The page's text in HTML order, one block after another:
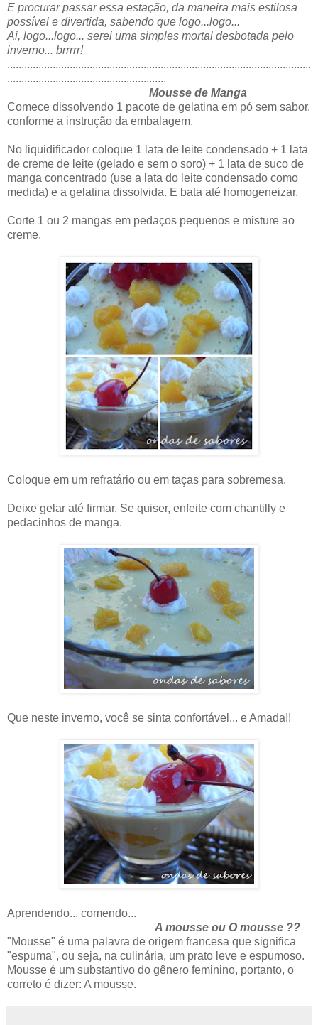
E procurar passar essa estação, da maneira mais estilosa
possível e divertida, sabendo que logo...logo...
Ai, logo...logo... serei uma simples mortal desbotada pelo
inverno... brrrrr!
...........................................................................................................
........................................................
Mousse de Manga
Comece dissolvendo 1 pacote de gelatina em pó sem sabor,
conforme a instrução da embalagem.
No liquidificador coloque 1 lata de leite condensado + 1 lata
de creme de leite (gelado e sem o soro) + 1 lata de suco de
manga concentrado (use a lata do leite condensado como
medida) e a gelatina dissolvida. E bata até homogeneizar.
Corte 1 ou 2 mangas em pedaços pequenos e misture ao
creme.
Coloque em um refratário ou em taças para sobremesa.
Deixe gelar até firmar. Se quiser, enfeite com chantilly e
pedacinhos de manga.
Que neste inverno, você se sinta confortável... e Amada!!
Aprendendo... comendo...
A mousse ou O mousse ??
"Mousse" é uma palavra de origem francesa que significa
"espuma", ou seja, na culinária, um prato leve e espumoso.
Mousse é um substantivo do gênero feminino, portanto, o
correto é dizer: A mousse.